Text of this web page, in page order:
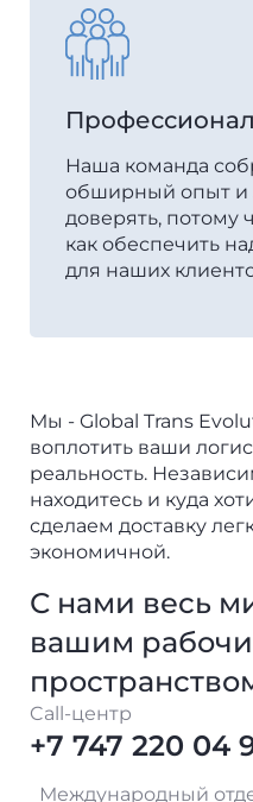
Наша команда
обширный опыт и
доверять, потому
как обеспечить
для наших
Мы - Global Trans
воплотить ваши
реальность.
находитесь и куда
сделаем доставку
экономичной.
С нами весь
вашим
Call-центр
+7 747 220 04
Международный